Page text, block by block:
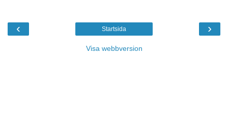
‹ ›
Startsida
Visa webbversion